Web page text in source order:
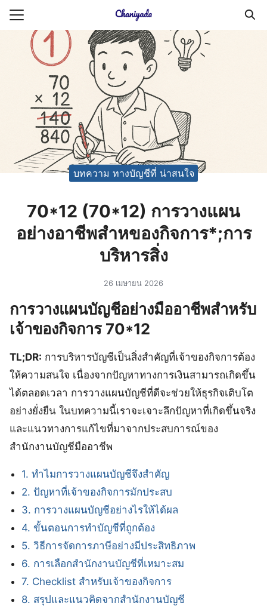
Skip
content
ยความเป็นส่วนตัว
ญชี (Accounting service)
ญชี (Accounting
Search
บทความ ทางบัญชีที่ น่าสนใจ
70*12 (70*12) การวางแผน
อย่างอาชีพสำหของกิจการ*;การ
บริหารสิ่ง
26 เมษายน 2026
การวางแผนบัญชีอย่างมืออาชีพสำหรับ
เจ้าของกิจการ 70*12
TL;DR: การบริหารบัญชีเป็นสิ่งสำคัญที่เจ้าของกิจการต้อง
ให้ความสนใจ เนื่องจากปัญหาทางการเงินสามารถเกิดขึ้น
ได้ตลอดเวลา การวางแผนบัญชีที่ดีจะช่วยให้ธุรกิจเติบโต
อย่างยั่งยืน ในบทความนี้เราจะเจาะลึกปัญหาที่เกิดขึ้นจริง
และแนวทางการแก้ไขที่มาจากประสบการณ์ของ
สำนักงานบัญชีมืออาชีพ
1. ทำไมการวางแผนบัญชีจึงสำคัญ
2. ปัญหาที่เจ้าของกิจการมักประสบ
3. การวางแผนบัญชีอย่างไรให้ได้ผล
4. ขั้นตอนการทำบัญชีที่ถูกต้อง
5. วิธีการจัดการภาษีอย่างมีประสิทธิภาพ
6. การเลือกสำนักงานบัญชีที่เหมาะสม
7. Checklist สำหรับเจ้าของกิจการ
8. สรุปและแนวคิดจากสำนักงานบัญชี